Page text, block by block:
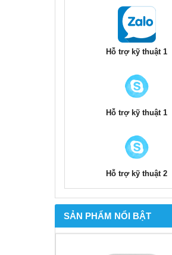
Hỗ trợ kỹ thuật 1
Hỗ trợ kỹ thuật 1
Hỗ trợ kỹ thuật 2
SẢN PHẨM NỔI BẬT